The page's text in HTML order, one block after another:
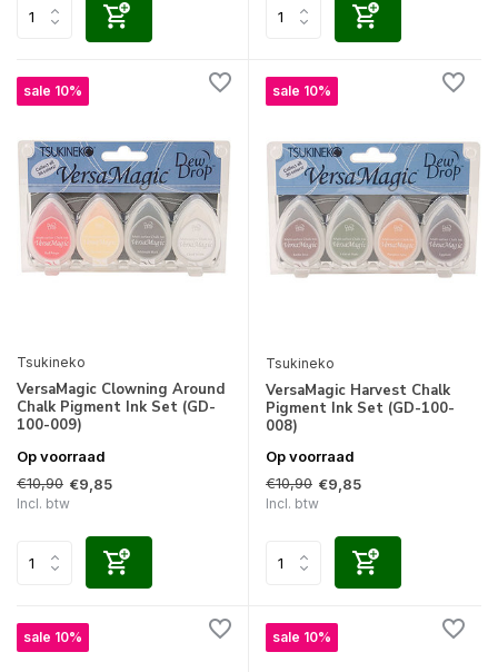
sale 10%
Tsukineko
VersaMagic Clowning Around
Chalk Pigment Ink Set (GD-
100-009)
Op voorraad
€10,90 €9,85
Incl. btw
sale 10%
Tsukineko
VersaMagic Harvest Chalk
Pigment Ink Set (GD-100-
008)
Op voorraad
€10,90 €9,85
Incl. btw
sale 10% sale 10%